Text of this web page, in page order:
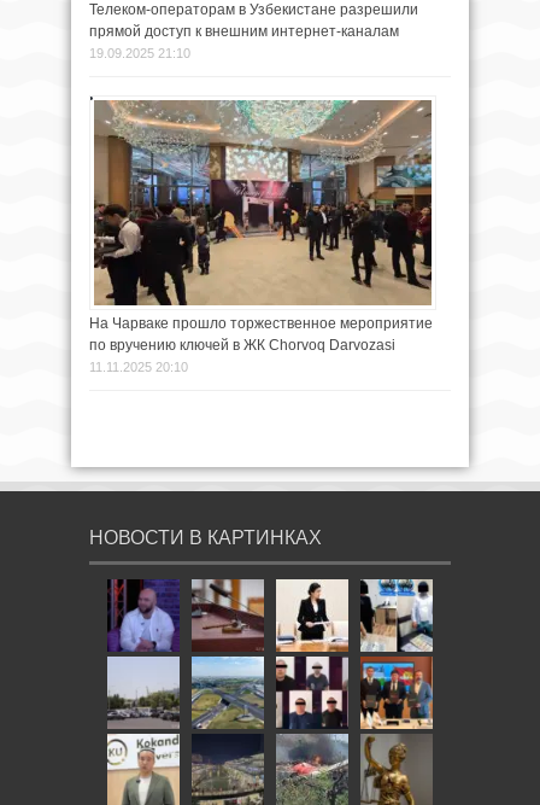
Телеком-операторам в Узбекистане разрешили
прямой доступ к внешним интернет-каналам
19.09.2025 21:10
На Чарваке прошло торжественное мероприятие
по вручению ключей в ЖК Chorvoq Darvozasi
11.11.2025 20:10
НОВОСТИ В КАРТИНКАХ